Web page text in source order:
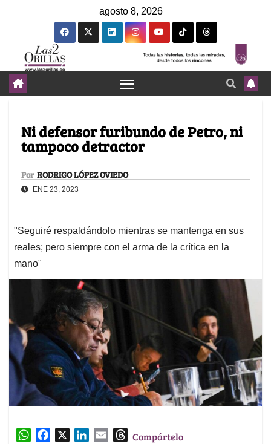
agosto 8, 2026
Ni defensor furibundo de Petro, ni
tampoco detractor
Por RODRIGO LÓPEZ OVIEDO
ENE 23, 2023
"Seguiré respaldándolo mientras se mantenga en sus
reales; pero siempre con el arma de la crítica en la
mano"
W
TCompártelo